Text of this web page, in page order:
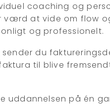
coaching og
værd at vide om flow
og professionelt.
du
til blive
uddannelsen på én